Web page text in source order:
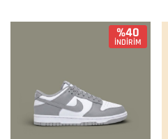
%40
İNDİRİM